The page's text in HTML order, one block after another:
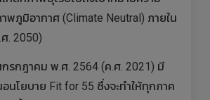
พภูมิอากาศ (Climate Neutral) ภายใน
. 2050)
กรกฎาคม พ.ศ. 2564 (ค.ศ. 2021) มี
นโยบาย Fit for 55 ซึ่งจะทำให้ทุกภาค